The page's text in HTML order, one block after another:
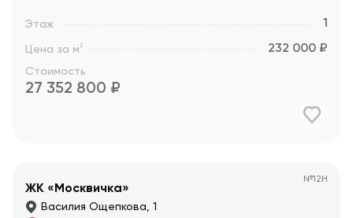
Этаж 1
Цена за м 2 232 000 ₽
Стоимость
27 352 800 ₽
№12Н
ЖК «Москвичка»
Василия Ощепкова, 1